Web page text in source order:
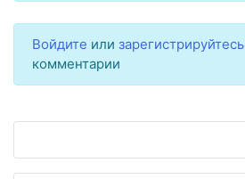
Войдите или зарегистрируйтесь
комментарии